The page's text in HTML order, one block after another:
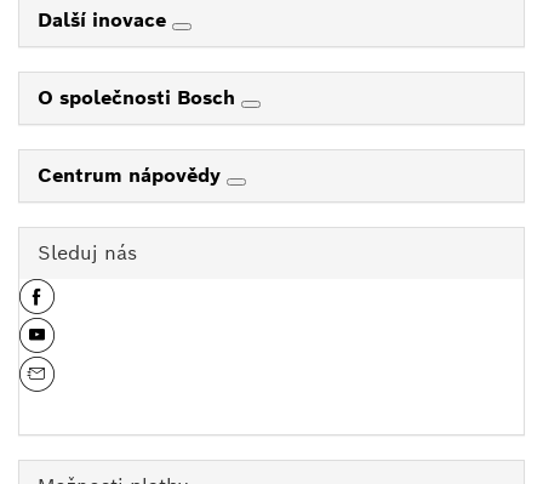
Další inovace
O společnosti Bosch
Centrum nápovědy
Sleduj nás